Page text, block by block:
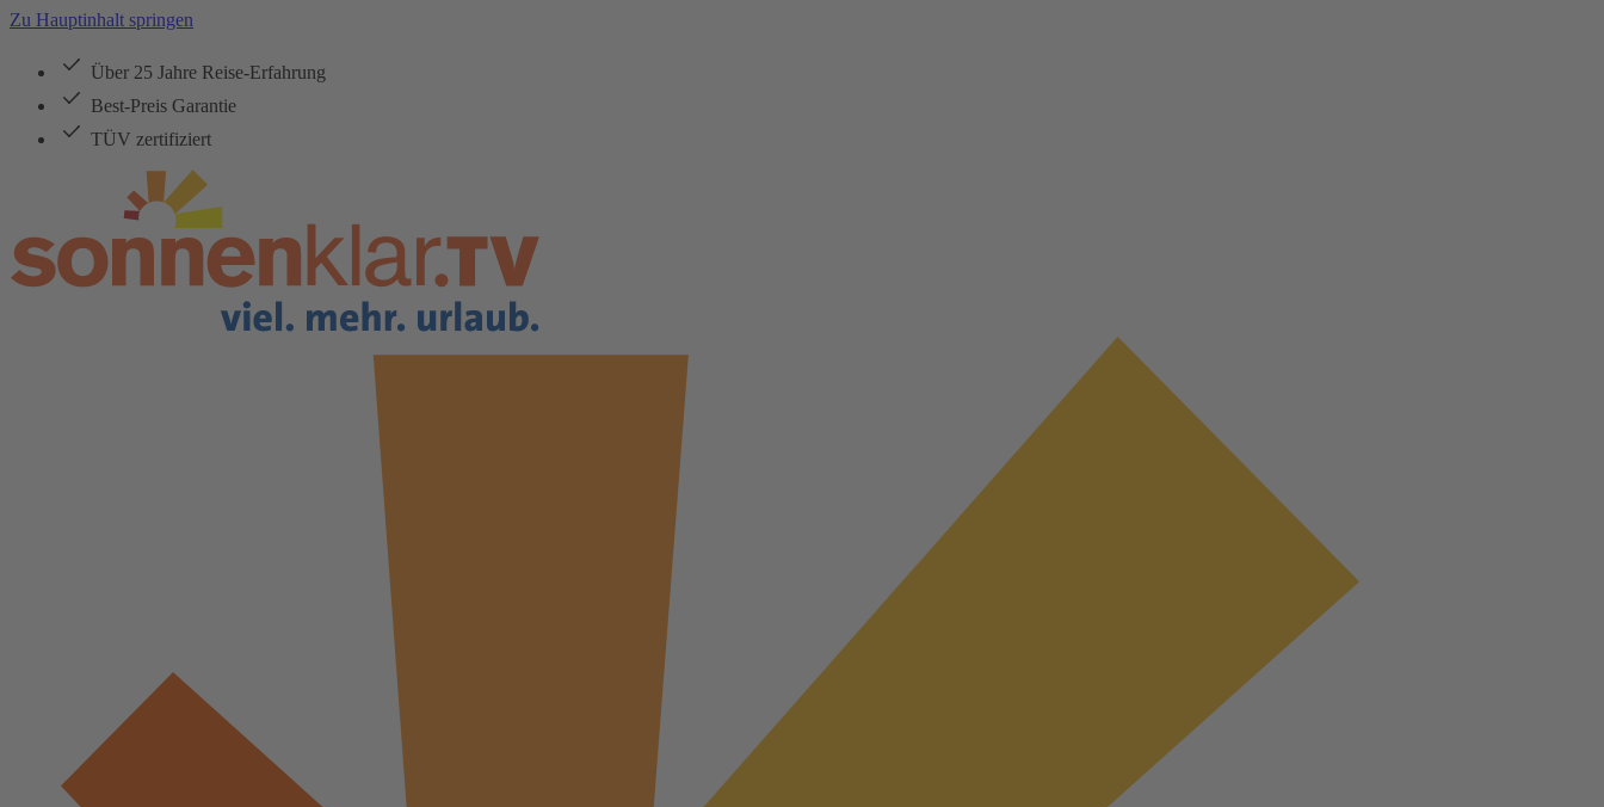
Zu Hauptinhalt springen
Über 25 Jahre Reise-Erfahrung
Best-Preis Garantie
TÜV zertifiziert